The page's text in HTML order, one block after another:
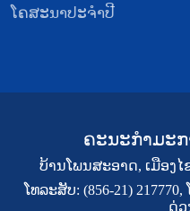
ໂຄສະນາປະຈຳປີ
ຄະນະກຳມະ
ບ້ານໂພນສະອາດ, ເມືອງ
ໂທລະສັບ: (856-21)
ດ່ວ